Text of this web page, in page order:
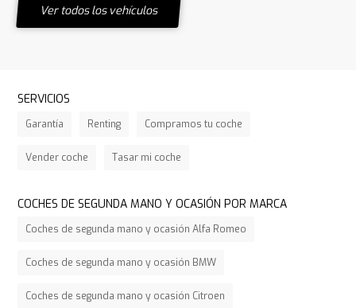
Ver todos los vehículos
SERVICIOS
Garantía Renting Compramos tu coche
Vender coche Tasar mi coche
COCHES DE SEGUNDA MANO Y OCASIÓN POR MARCA
Coches de segunda mano y ocasión Alfa Romeo
Coches de segunda mano y ocasión BMW
Coches de segunda mano y ocasión Citroen